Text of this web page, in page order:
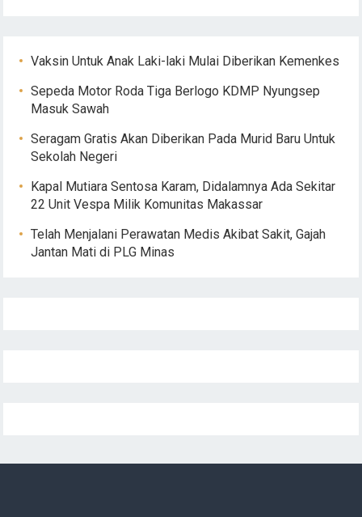
Vaksin Untuk Anak Laki-laki Mulai Diberikan Kemenkes
Sepeda Motor Roda Tiga Berlogo KDMP Nyungsep
Masuk Sawah
Seragam Gratis Akan Diberikan Pada Murid Baru Untuk
Sekolah Negeri
Kapal Mutiara Sentosa Karam, Didalamnya Ada Sekitar
22 Unit Vespa Milik Komunitas Makassar
Telah Menjalani Perawatan Medis Akibat Sakit, Gajah
Jantan Mati di PLG Minas